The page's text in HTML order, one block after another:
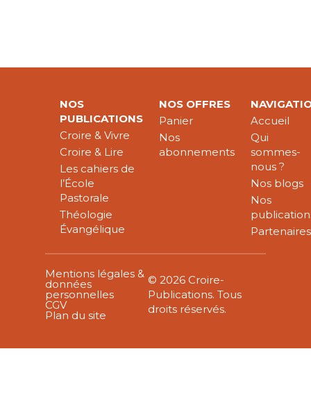
NOS
PUBLICATIONS
Croire & Vivre
Croire & Lire
Les cahiers de
l’École
Pastorale
Théologie
Évangélique
NOS OFFRES
Panier
Nos
abonnements
Accueil
Qui
sommes-
nous ?
Nos blogs
Nos
Partenaires
Mentions légales &
données
personnelles
CGV
Plan du site
© 2026 Croire-
Publications. Tous
droits réservés.